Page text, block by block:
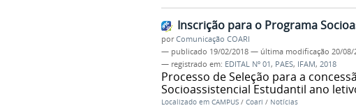
Inscrição para o Programa
porComunicação COARI
— publicado 19/02/2018 — última modificação 20/08/
— registrado em: EDITAL Nº 01, PAES, IFAM, 2018
Processo de Seleção para a
Socioassistencial Estudantil ano
Localizado em CAMPUS / Coari / Notícias